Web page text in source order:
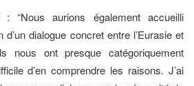
: “Nous aurions également accueilli
d’un dialogue concret entre l’Eurasie et
nous ont presque catégoriquement
d’en comprendre les raisons. J’ai